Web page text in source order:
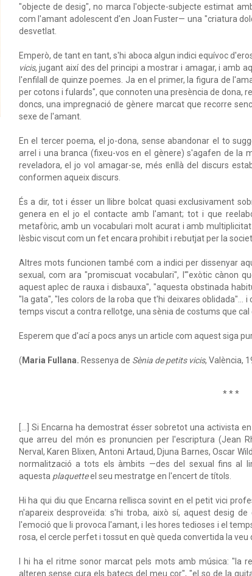
"objecte de desig", no marca l'objecte-subjecte estimat
com l'amant adolescent d'en Joan Fuster— una "criatura
desvetlat.
Emperò, de tant en tant, s'hi aboca algun indici equívoc
vicis, jugant així des del principi a mostrar i amagar, i amb
l'enfilall de quinze poemes. Ja en el primer, la figura de
per cotons i fulards", que connoten una presència de dona,
doncs, una impregnació de gènere marcat que recorre
sexe de l'amant.
En el tercer poema, el jo-dona, sense abandonar el to
arrel i una branca (fixeu-vos en el gènere) s'agafen de la
reveladora, el jo vol amagar-se, més enllà del discurs
conformen aqueix discurs.
És a dir, tot i ésser un llibre bolcat quasi exclusivament
genera en el jo el contacte amb l'amant; tot i que
metafòric, amb un vocabulari molt acurat i amb
lèsbic viscut com un fet encara prohibit i rebutjat per la
Altres mots funcionen també com a indici per dissenyar
sexual, com ara "promiscuat vocabulari", l'"exòtic cànon
aquest aplec de rauxa i disbauxa", "aquesta obstinada
"la gata", "les colors de la roba que t'hi deixares oblidada"...
temps viscut a contra rellotge, una sènia de costums que cal
Esperem que d'ací a pocs anys un article com aquest siga
( Maria Fullana. Ressenya de Sènia de petits vicis, València,
* * *
[...] Si Encarna ha demostrat ésser sobretot una activista
que arreu del món es pronuncien per l'escriptura (Jean
Nerval, Karen Blixen, Antoni Artaud, Djuna Barnes, Oscar
normalització a tots els àmbits —des del sexual fins al
aquesta plaquetteel seu mestratge en l'encert de títols.
Hi ha qui diu que Encarna rellisca sovint en el petit vici
n'apareix desproveïda: s'hi troba, això sí, aquest desig
l'emoció que li provoca l'amant, i les hores tedioses i el
rosa, el cercle perfet i tossut en què queda convertida la veu
I hi ha el ritme sonor marcat pels mots amb música: "la
alteren sense cura els batecs del meu cor", "el so de la